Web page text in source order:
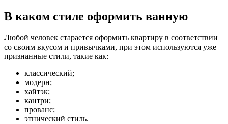
В каком стиле оформить ванную
Любой человек старается оформить квартиру в соответствии
со своим вкусом и привычками, при этом используются уже
признанные стили, такие как:
классический;
модерн;
хайтэк;
кантри;
прованс;
этнический стиль.